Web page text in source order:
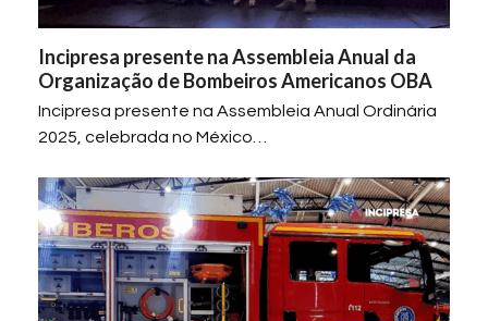
Incipresa presente na Assembleia Anual da
Organização de Bombeiros Americanos OBA
Incipresa presente na Assembleia Anual Ordinária
2025, celebrada no México…